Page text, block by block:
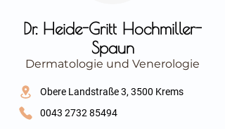
Dr. Heide-Gritt Hochmiller-
Spaun
Dermatologie und Venerologie
Obere Landstraße 3, 3500 Krems
0043 2732 85494